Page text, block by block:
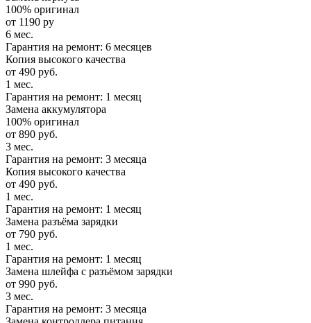
100% оригинал
от 1190 ру
6 мес.
Гарантия на ремонт: 6 месяцев
Копия высокого качества
от 490 руб.
1 мес.
Гарантия на ремонт: 1 месяц
Замена аккумулятора
100% оригинал
от 890 руб.
3 мес.
Гарантия на ремонт: 3 месяца
Копия высокого качества
от 490 руб.
1 мес.
Гарантия на ремонт: 1 месяц
Замена разъёма зарядки
от 790 руб.
1 мес.
Гарантия на ремонт: 1 месяц
Замена шлейфа с разъёмом зарядки
от 990 руб.
3 мес.
Гарантия на ремонт: 3 месяца